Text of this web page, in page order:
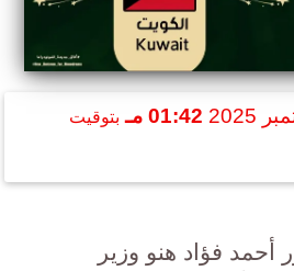
01:42 مـ بتوقيت
أحمد فؤاد هنو وزير